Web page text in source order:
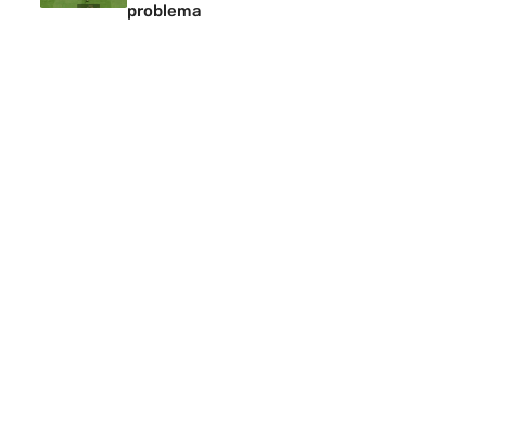
problema